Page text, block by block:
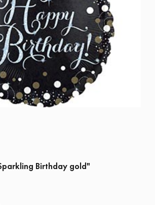
Birthday gold"